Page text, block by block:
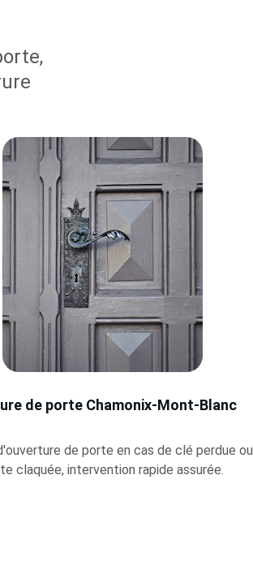
de porte en cas de clé perdue ou
claquée, intervention rapide assurée.
de porte Chamonix-Mont-Blanc